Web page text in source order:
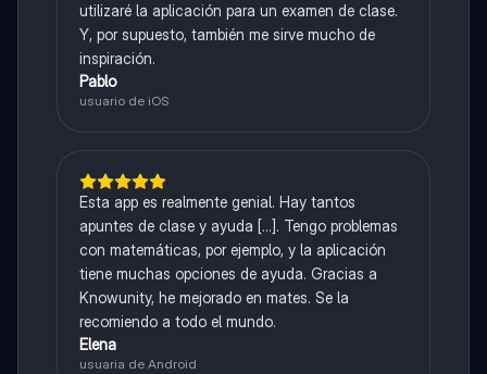
utilizaré la aplicación para un examen de clase.
Y, por supuesto, también me sirve mucho de
inspiración.
Pablo
usuario de iOS
Esta app es realmente genial. Hay tantos
apuntes de clase y ayuda [...]. Tengo problemas
con matemáticas, por ejemplo, y la aplicación
tiene muchas opciones de ayuda. Gracias a
Knowunity, he mejorado en mates. Se la
recomiendo a todo el mundo.
Elena
usuaria de Android